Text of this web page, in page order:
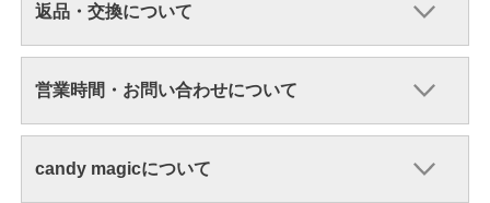
返品・交換について
営業時間・お問い合わせについて
candy magicについて